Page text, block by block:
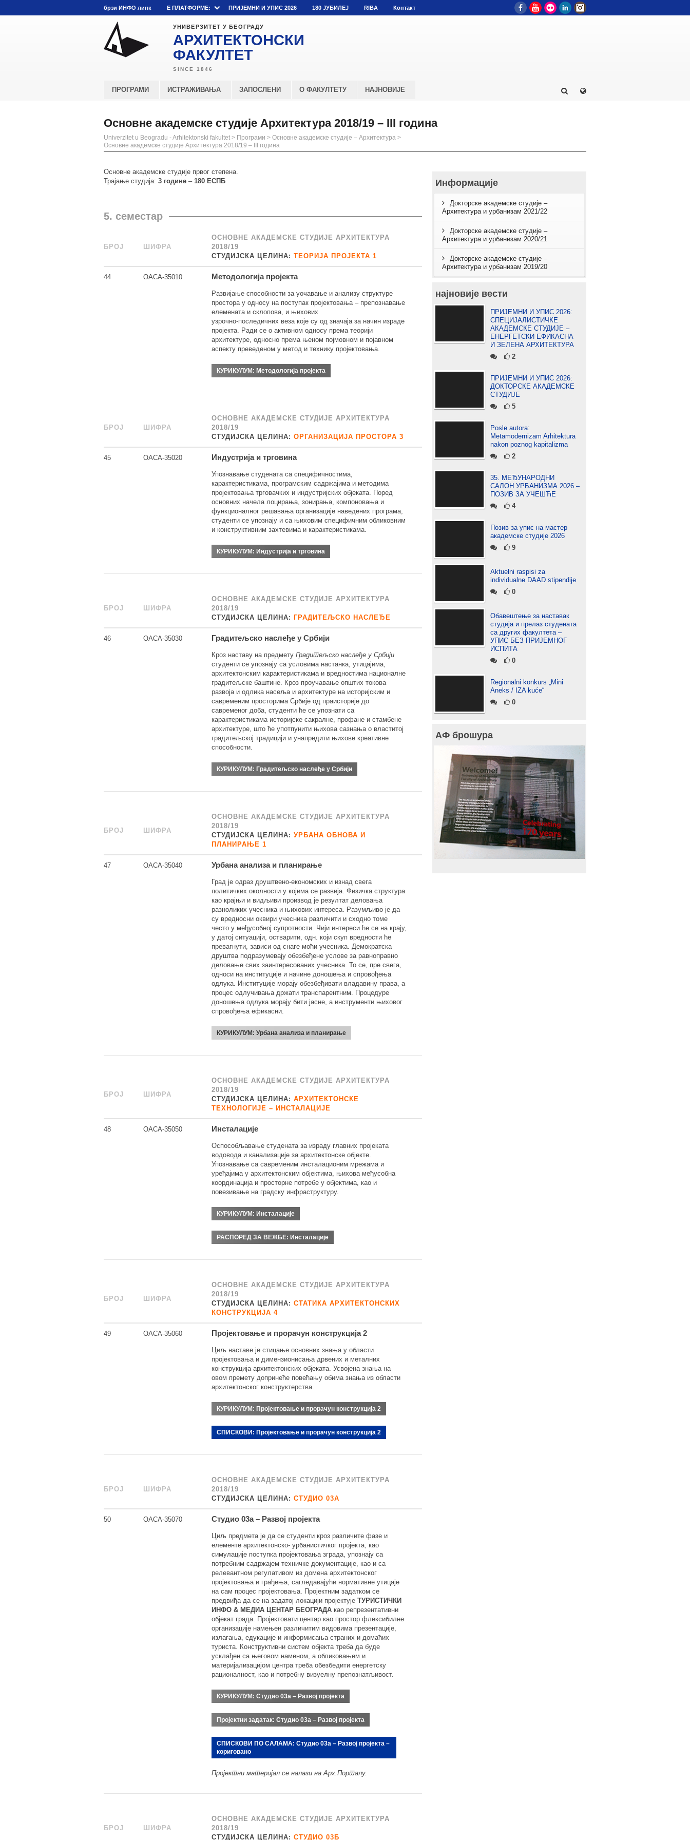
брзи ИНФО линк E ПЛАТФОРМЕ: ПРИЈЕМНИ И УПИС 2026 180 ЈУБИЛЕЈ RIBA Контакт FacebookYouTube
Flickr LinkedIn
УНИВЕРЗИТЕТ У БЕОГРАДУ
АРХИТЕКТОНСКИ
ФАКУЛТЕТ
ПРОГРАМИ ИСТРАЖИВАЊА ЗАПОСЛЕНИ О ФАКУЛТЕТУ НАЈНОВИЈЕ
Основне академске студије Архитектура 2018/19 – III година
Univerzitet u Beogradu - Arhitektonski fakultet > Програми > Основне академске студије – Архитектура >
Основне академске студије Архитектура 2018/19 – III година
Основне академске студије првог степена.
Трајање студија: 3 године – 180 ЕСПБ
5. семестар
БРОЈ ШИФРА
ОСНОВНЕ АКАДЕМСКЕ СТУДИЈЕ АРХИТЕКТУРА
2018/19
СТУДИЈСКА ЦЕЛИНА: ТЕОРИЈА ПРОЈЕКТА 1
44 ОАСА-35010 Методологија пројекта
Развијање способности за уочавање и анализу структуре
простора у односу на поступак пројектовања – препознавање
елемената и склопова, и њихових
узрочно-последичних веза које су од значаја за начин израде
пројекта. Ради се о активном односу према теорији
архитектуре, односно према њеном појмовном и појавном
аспекту преведеном у метод и технику пројектовања.
КУРИКУЛУМ: Методологија пројекта
БРОЈ ШИФРА
ОСНОВНЕ АКАДЕМСКЕ СТУДИЈЕ АРХИТЕКТУРА
2018/19
СТУДИЈСКА ЦЕЛИНА: ОРГАНИЗАЦИЈА ПРОСТОРА 3
45 ОАСА-35020 Индустрија и трговина
Упознавање студената са специфичностима,
карактеристикама, програмским садржајима и методима
пројектовања трговачких и индустријских објеката. Поред
основних начела лоцирања, зонирања, компоновања и
функционалног решавања организације наведених програма,
студенти се упознају и са њиховим специфичним обликовним
и конструктивним захтевима и карактеристикама.
КУРИКУЛУМ: Индустрија и трговина
БРОЈ ШИФРА
ОСНОВНЕ АКАДЕМСКЕ СТУДИЈЕ АРХИТЕКТУРА
2018/19
СТУДИЈСКА ЦЕЛИНА: ГРАДИТЕЉСКО НАСЛЕЂЕ
46 ОАСА-35030 Градитељско наслеђе у Србији
Кроз наставу на предмету Градитељско наслеђе у Србији
студенти се упознају са условима настанка, утицајима,
архитектонским карактеристикама и вредностима националне
градитељске баштине. Кроз проучавање општих токова
развоја и одлика насеља и архитектуре на историјским и
савременим просторима Србије од праисторије до
савременог доба, студенти ће се упознати са
карактеристикама историјске сакралне, профане и стамбене
архитектуре, што ће употпунити њихова сазнања о властитој
градитељској традицији и унапредити њихове креативне
способности.
КУРИКУЛУМ: Градитељско наслеђе у Србији
БРОЈ ШИФРА
ОСНОВНЕ АКАДЕМСКЕ СТУДИЈЕ АРХИТЕКТУРА
2018/19
СТУДИЈСКА ЦЕЛИНА: УРБАНА ОБНОВА И
ПЛАНИРАЊЕ 1
47 ОАСА-35040 Урбана анализа и планирање
Град је одраз друштвено-економских и изнад свега
политичких околности у којима се развија. Физичка структура
као крајњи и видљиви производ је резултат деловања
разноликих учесника и њихових интереса. Разумљиво је да
су вредносни оквири учесника различити и сходно томе
често у међусобној супротности. Чији интереси ће се на крају,
у датој ситуацији, остварити, одн. који скуп вредности ће
превагнути, зависи од снаге моћи учесника. Демократска
друштва подразумевају обезбеђене услове за равноправно
деловање свих заинтересованих учесника. То се, пре свега,
односи на институције и начине доношења и спровођења
одлука. Институције морају обезбеђивати владавину права, а
процес одлучивања држати транспарентним. Процедуре
доношења одлука морају бити јасне, а инструменти њиховог
спровођења ефикасни.
КУРИКУЛУМ: Урбана анализа и планирање
БРОЈ ШИФРА
ОСНОВНЕ АКАДЕМСКЕ СТУДИЈЕ АРХИТЕКТУРА
2018/19
СТУДИЈСКА ЦЕЛИНА: АРХИТЕКТОНСКЕ
ТЕХНОЛОГИЈЕ – ИНСТАЛАЦИЈЕ
48 ОАСА-35050 Инсталације
Оспособљавање студената за израду главних пројеката
водовода и канализације за архитектонске објекте.
Упознавање са савременим инсталационим мрежама и
уређајима у архитектонским објектима, њихова међусобна
координација и просторне потребе у објектима, као и
повезивање на градску инфраструктуру.
КУРИКУЛУМ: Инсталације
РАСПОРЕД ЗА ВЕЖБЕ: Инсталације
БРОЈ ШИФРА
ОСНОВНЕ АКАДЕМСКЕ СТУДИЈЕ АРХИТЕКТУРА
2018/19
СТУДИЈСКА ЦЕЛИНА: СТАТИКА АРХИТЕКТОНСКИХ
КОНСТРУКЦИЈА 4
49 ОАСА-35060 Пројектовање и прорачун конструкција 2
Циљ наставе је стицање основних знања у области
пројектовања и димензионисања дрвених и металних
конструкција архитектонских објеката. Усвојена знања на
овом премету допринеће повећању обима знања из области
архитектонског конструктерства.
КУРИКУЛУМ: Пројектовање и прорачун конструкција 2
СПИСКОВИ: Пројектовање и прорачун конструкција 2
БРОЈ ШИФРА
ОСНОВНЕ АКАДЕМСКЕ СТУДИЈЕ АРХИТЕКТУРА
2018/19
СТУДИЈСКА ЦЕЛИНА: СТУДИО 03А
50 ОАСА-35070 Студио 03а – Развој пројекта
Циљ предмета је да се студенти кроз различите фазе и
елементе архитектонско- урбанистичког пројекта, као
симулације поступка пројектовања зграда, упознају са
потребним садржајем техничке документације, као и са
релевантном регулативом из домена архитектонског
пројектовања и грађења, сагледавајући нормативне утицаје
на сам процес пројектовања. Пројектним задатком се
предвиђа да се на задатој локацији пројектује ТУРИСТИЧКИ
ИНФО & МЕДИА ЦЕНТАР БЕОГРАДА као репрезентативни
објекат града. Пројектовати центар као простор флексибилне
организације намењен различитим видовима презентације,
излагања, едукације и информисања страних и домаћих
туриста. Конструктивни систем објекта треба да буде
усклађен са његовом наменом, а обликовањем и
материјализацијом центра треба обезбедити енергетску
рационалност, као и потребну визуелну препознатљивост.
КУРИКУЛУМ: Студио 03а – Развој пројекта
Пројектни задатак: Студио 03а – Развој пројекта
СПИСКОВИ ПО САЛАМА: Студио 03а – Развој пројекта –
кориговано
Пројектни материјал се налази на Арх.Порталу.
БРОЈ ШИФРА
ОСНОВНЕ АКАДЕМСКЕ СТУДИЈЕ АРХИТЕКТУРА
2018/19
СТУДИЈСКА ЦЕЛИНА: СТУДИО 03Б
Информације
Докторске академске студије –
Архитектура и урбанизам 2021/22
Докторске академске студије –
Архитектура и урбанизам 2020/21
Докторске академске студије –
Архитектура и урбанизам 2019/20
најновије вести
ПРИЈЕМНИ И УПИС 2026:
СПЕЦИЈАЛИСТИЧКЕ
АКАДЕМСКЕ СТУДИЈЕ –
ЕНЕРГЕТСКИ ЕФИКАСНА
И ЗЕЛЕНА АРХИТЕКТУРА
2
ПРИЈЕМНИ И УПИС 2026:
ДОКТОРСКЕ АКАДЕМСКЕ
СТУДИЈЕ
5
Posle autora:
Metamodernizam Arhitektura
nakon poznog kapitalizma
2
35. МЕЂУНАРОДНИ
САЛОН УРБАНИЗМА 2026 –
ПОЗИВ ЗА УЧЕШЋЕ
4
Позив за упис на мастер
академске студије 2026
9
Aktuelni raspisi za
individualne DAAD stipendije
0
Обавештење за наставак
студија и прелаз студената
са других факултета –
УПИС БЕЗ ПРИЈЕМНОГ
ИСПИТА
0
Regionalni konkurs „Mini
Aneks / IZA kuće“
0
АФ брошура